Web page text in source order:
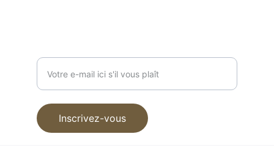
Inscrivez-vous